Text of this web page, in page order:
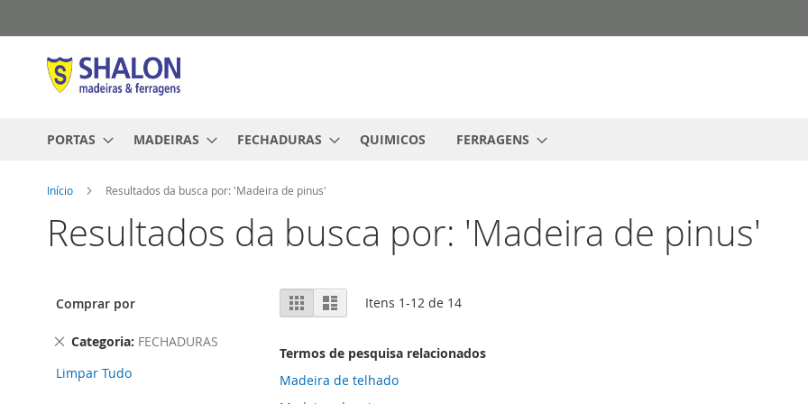
para
o
conteúdo
PORTAS MADEIRAS FECHADURAS QUIMICOS FERRAGENS
Início Resultados da busca por: 'Madeira de pinus'
Resultados da busca por: 'Madeira de pinus'
Ver
como
GradeLista Itens 1-12 de 14
Termos de pesquisa relacionados
Madeira de telhado
Comprar por
Categoria FECHADURAS
Remover
Item
Limpar Tudo